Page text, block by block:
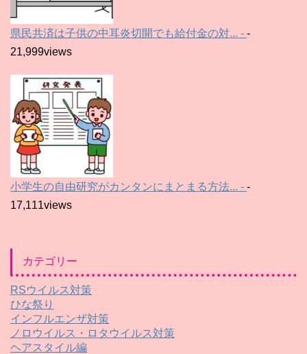
県民共済は子供の中耳炎切開でも給付金の対... - -
21,999views
小学生の自由研究がカンタンにまとまる方法... - -
17,111views
カテゴリー
RSウイルス対策
ひな祭り
インフルエンザ対策
ノロウイルス・ロタウイルス対策
ヘアスタイル編